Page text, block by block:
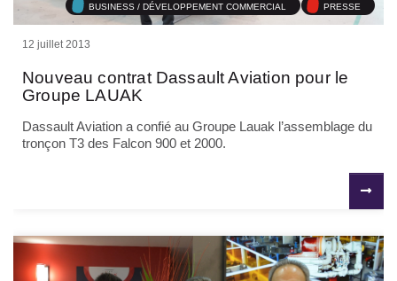
BUSINESS / DÉVELOPPEMENT COMMERCIAL PRESSE
12 juillet 2013
Nouveau contrat Dassault Aviation pour le
Groupe LAUAK
Dassault Aviation a confié au Groupe Lauak l’assemblage du
tronçon T3 des Falcon 900 et 2000.